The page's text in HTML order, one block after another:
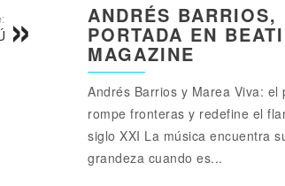
ANDRÉS BARRIOS,
PORTADA EN
MAGAZINE
Andrés Barrios y Marea Viva: el
rompe fronteras y redefine el
siglo XXI La música encuentra
grandeza cuando es...